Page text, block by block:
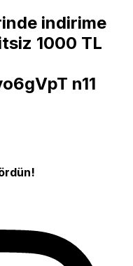
indirime
1000 TL
n11